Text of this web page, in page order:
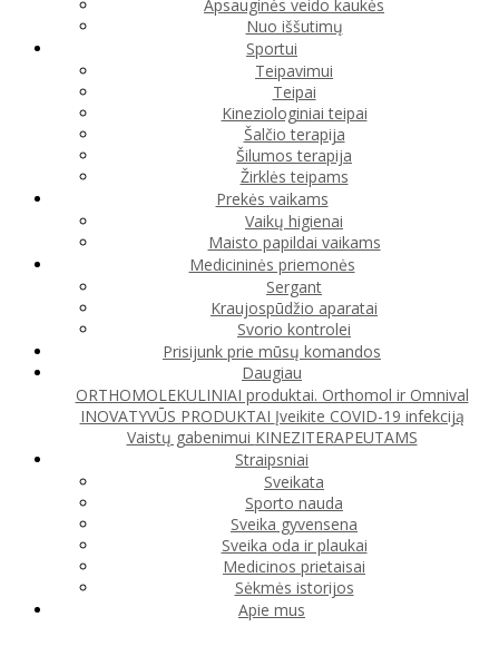
Apsauginės veido kaukės
Nuo iššutimų
Sportui
Teipavimui
Teipai
Kineziologiniai teipai
Šalčio terapija
Šilumos terapija
Žirklės teipams
Prekės vaikams
Vaikų higienai
Maisto papildai vaikams
Medicininės priemonės
Sergant
Kraujospūdžio aparatai
Svorio kontrolei
Prisijunk prie mūsų komandos
Daugiau
ORTHOMOLEKULINIAI produktai. Orthomol ir Omnival
INOVATYVŪS PRODUKTAI Įveikite COVID-19 infekciją
Vaistų gabenimui KINEZITERAPEUTAMS
Straipsniai
Sveikata
Sporto nauda
Sveika gyvensena
Sveika oda ir plaukai
Medicinos prietaisai
Sėkmės istorijos
Apie mus